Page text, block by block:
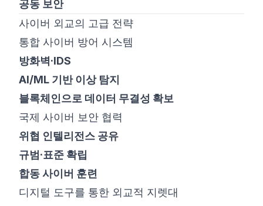
공동 보안
사이버 외교의 고급 전략
통합 사이버 방어 시스템
방화벽·IDS
AI/ML 기반 이상 탐지
블록체인으로 데이터 무결성 확보
국제 사이버 보안 협력
위협 인텔리전스 공유
규범·표준 확립
합동 사이버 훈련
디지털 도구를 통한 외교적 지렛대